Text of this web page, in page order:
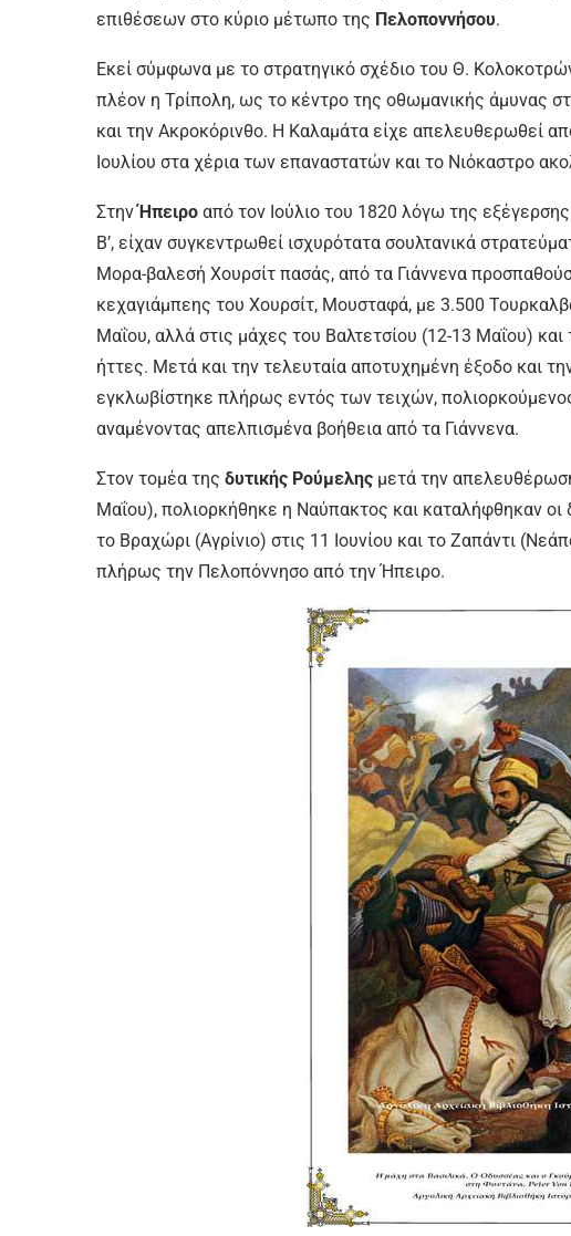
επιθέσεων στο κύριο μέτωπο της Πελοποννήσου.
Εκεί σύμφωνα με το στρατηγικό σχέδιο του Θ.
πλέον η Τρίπολη, ως το κέντρο της οθωμανικής άμυνας
και την Ακροκόρινθο. Η Καλαμάτα είχε απελευθερωθεί
Ιουλίου στα χέρια των επαναστατών και το Νιόκαστρο
ΣτηνΉπειρο από τον Ιούλιο του 1820 λόγω της
Β’, είχαν συγκεντρωθεί ισχυρότατα σουλτανικά
Μορα-βαλεσή Χουρσίτ πασάς, από τα Γιάννενα
κεχαγιάμπεης του Χουρσίτ, Μουσταφά, με 3.500
Μαΐου, αλλά στις μάχες του Βαλτετσίου (12-13 Μαΐου)
ήττες. Μετά και την τελευταία αποτυχημένη έξοδο και
εγκλωβίστηκε πλήρως εντός των τειχών,
αναμένοντας απελπισμένα βοήθεια από τα Γιάννενα.
Στον τομέα της δυτικής Ρούμελης μετά την
Μαΐου), πολιορκήθηκε η Ναύπακτος και καταλήφθηκαν
το Βραχώρι (Αγρίνιο) στις 11 Ιουνίου και το Ζαπάντι
πλήρως την Πελοπόννησο από την Ήπειρο.